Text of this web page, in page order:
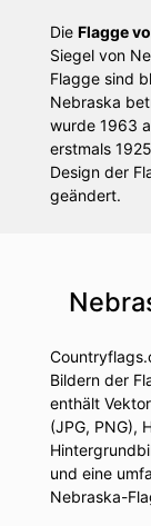
Die Flagge
Siegel von
Flagge sind
Nebraska
wurde 1963
erstmals
Design der
geändert.
Bildern der
enthält
(JPG, PNG),
und eine
Nebraska-